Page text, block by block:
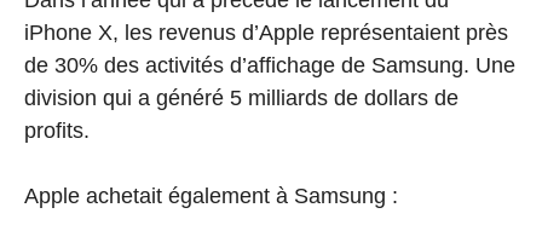
iPhone X, les revenus d’Apple représentaient près
de 30% des activités d’affichage de Samsung. Une
division qui a généré 5 milliards de dollars de
profits.
Apple achetait également à Samsung :